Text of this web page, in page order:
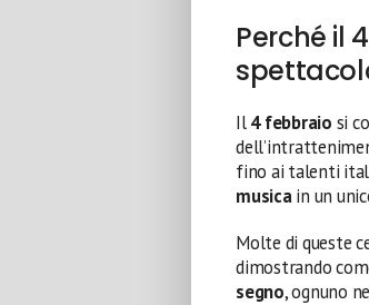
Perché il
Il4 febbraio si
fino ai talenti
musicain un
Molte di queste
dimostrando
segno, ognuno